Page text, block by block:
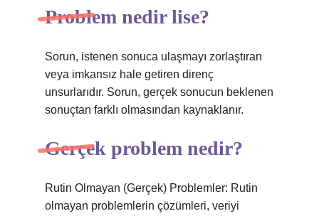
Problem nedir lise?
Sorun, istenen sonuca ulaşmayı zorlaştıran
veya imkansız hale getiren direnç
unsurlarıdır. Sorun, gerçek sonucun beklenen
sonuçtan farklı olmasından kaynaklanır.
Gerçek problem nedir?
Rutin Olmayan (Gerçek) Problemler: Rutin
olmayan problemlerin çözümleri, veriyi